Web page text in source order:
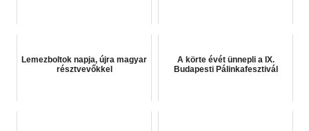
Lemezboltok napja, újra magyar
résztvevőkkel
A körte évét ünnepli a IX.
Budapesti Pálinkafesztivál